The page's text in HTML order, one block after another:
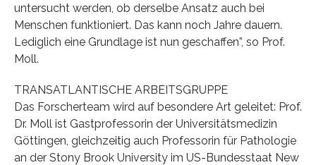
untersucht werden, ob derselbe Ansatz auch bei
Menschen funktioniert. Das kann noch Jahre dauern.
Lediglich eine Grundlage ist nun geschaffen”, so Prof.
Moll.
TRANSATLANTISCHE ARBEITSGRUPPE
Das Forscherteam wird auf besondere Art geleitet: Prof.
Dr. Moll ist Gastprofessorin der Universitätsmedizin
Göttingen, gleichzeitig auch Professorin für Pathologie
an der Stony Brook University im US-Bundesstaat New